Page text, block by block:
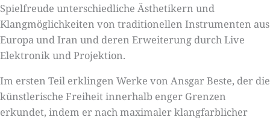
Spielfreude unterschiedliche Ästhetikern und
Klangmöglichkeiten von traditionellen Instrumenten aus
Europa und Iran und deren Erweiterung durch Live
Elektronik und Projektion.
Im ersten Teil erklingen Werke von Ansgar Beste, der die
künstlerische Freiheit innerhalb enger Grenzen
erkundet, indem er nach maximaler klangfarblicher